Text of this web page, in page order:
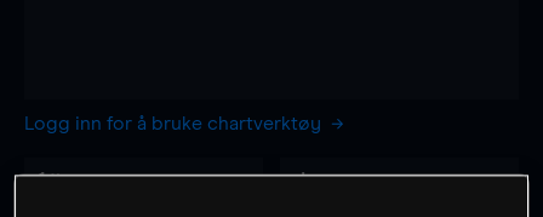
Logg inn for å bruke chartverktøy
1 time dag